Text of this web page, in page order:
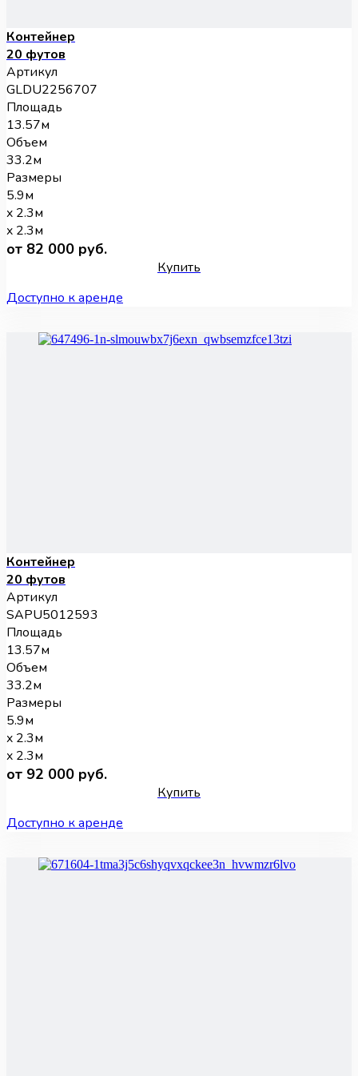
Контейнер
20 футов
Артикул
GLDU2256707
Площадь
13.57м
Объем
33.2м
Размеры
5.9м
x 2.3м
x 2.3м
от 82 000 руб.
Купить
Доступно к аренде
Контейнер
20 футов
Артикул
SAPU5012593
Площадь
13.57м
Объем
33.2м
Размеры
5.9м
x 2.3м
x 2.3м
от 92 000 руб.
Купить
Доступно к аренде